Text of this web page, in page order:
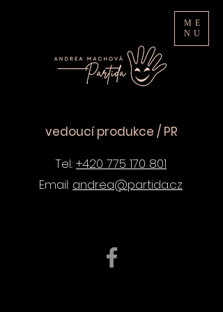
ME
NU
vedoucí produkce / PR
​Tel.: +420 775 170 801
Email: andrea@partida.cz